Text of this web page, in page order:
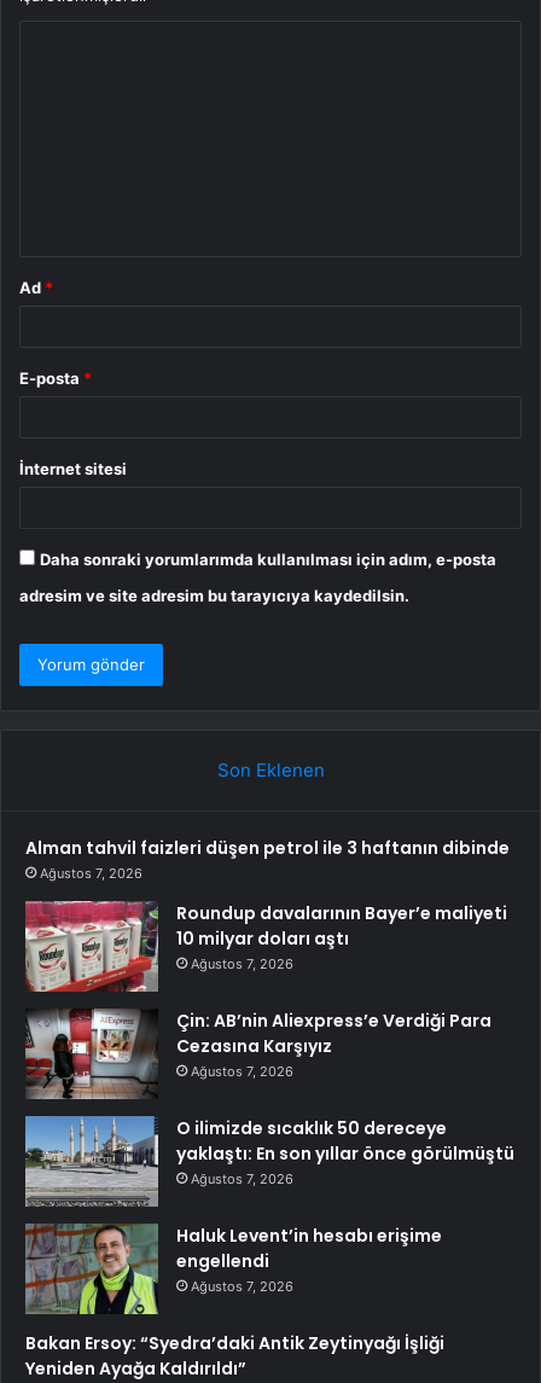
Ad *
E-posta *
İnternet sitesi
Daha sonraki yorumlarımda kullanılması için adım, e-posta
adresim ve site adresim bu tarayıcıya kaydedilsin.
Son Eklenen
Alman tahvil faizleri düşen petrol ile 3 haftanın dibinde
Ağustos 7, 2026
Roundup davalarının Bayer’e maliyeti
10 milyar doları aştı
Ağustos 7, 2026
Çin: AB’nin Aliexpress’e Verdiği Para
Cezasına Karşıyız
Ağustos 7, 2026
O ilimizde sıcaklık 50 dereceye
yaklaştı: En son yıllar önce görülmüştü
Ağustos 7, 2026
Haluk Levent’in hesabı erişime
engellendi
Ağustos 7, 2026
Bakan Ersoy: “Syedra’daki Antik Zeytinyağı İşliği
Yeniden Ayağa Kaldırıldı”